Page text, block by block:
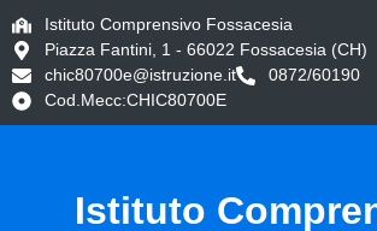
Istituto Comprensivo Fossacesia
Piazza Fantini, 1 - 66022 Fossacesia (CH)
chic80700e@istruzione.it
0872/60190
Cod.Mecc:CHIC80700E
Istituto